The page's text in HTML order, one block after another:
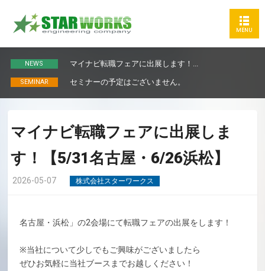
NEWS マイナビ転職フェアに出展します！...
SEMINAR セミナーの予定はございません。
マイナビ転職フェアに出展しま
す！【5/31名古屋・6/26浜松】
2026-05-07 株式会社スターワークス
名古屋・浜松」の2会場にて転職フェアの出展をします！
※当社について少しでもご興味がございましたら
ぜひお気軽に当社ブースまでお越しください！